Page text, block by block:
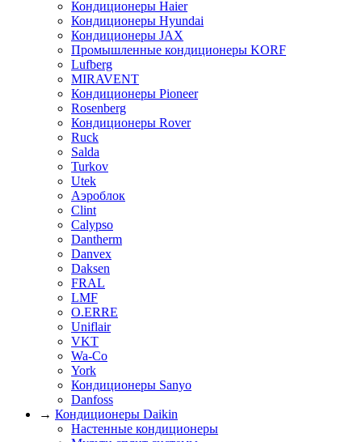
Кондиционеры Haier
Кондиционеры Hyundai
Кондиционеры JAX
Промышленные кондиционеры KORF
Lufberg
MIRAVENT
Кондиционеры Pioneer
Rosenberg
Кондиционеры Rover
Ruck
Salda
Turkov
Utek
Аэроблок
Clint
Calypso
Dantherm
Danvex
Daksen
FRAL
LMF
O.ERRE
Uniflair
VKT
Wa-Co
York
Кондиционеры Sanyo
Danfoss
→ Кондиционеры Daikin
Настенные кондиционеры